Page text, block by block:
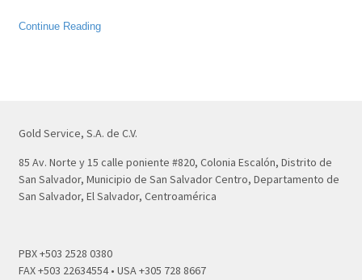
Continue Reading
Gold Service, S.A. de C.V.
85 Av. Norte y 15 calle poniente #820, Colonia Escalón, Distrito de
San Salvador, Municipio de San Salvador Centro, Departamento de
San Salvador, El Salvador, Centroamérica
PBX +503 2528 0380
FAX +503 22634554 • USA +305 728 8667